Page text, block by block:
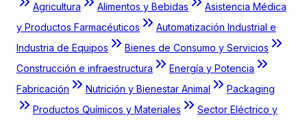
Agricultura Alimentos y Bebidas
Asistencia Médica
y Productos Farmacéuticos
Automatización Industrial e
Industria de Equipos
Bienes de Consumo y Servicios
Construcción e infraestructura
Energía y Potencia
Fabricación
Nutrición y Bienestar Animal
Packaging
Productos Químicos y Materiales
Sector Eléctrico y